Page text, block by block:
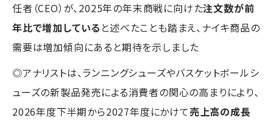
任者（CEO）が、2025年の年末商戦に向けた注文数が前
年比で増加している と述べたことも踏まえ、ナイキ商品の
需要は増加傾向にあると期待を示しました
◎アナリストは、ランニングシューズやバスケットボールシ
ューズの新製品発売による消費者の関心の高まりにより、
2026年度下半期から2027年度にかけて売上高の成長